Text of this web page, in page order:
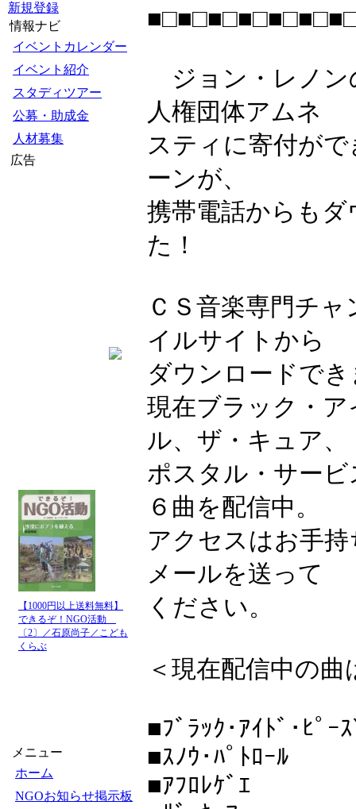
新規登録
情報ナビ
イベントカレンダー
イベント紹介
スタディツアー
公募・助成金
人材募集
広告
【1000円以上送料無料】
できるぞ！NGO活動
〔2〕／石原尚子／こども
くらぶ
メニュー
ホーム
NGOお知らせ掲示板
ジョン・レノン
人権団体アムネ
スティに寄付が
ーンが、
携帯電話からも
た！
ＣＳ音楽専門チ
イルサイトから
ダウンロードで
現在ブラック・
ル、ザ・キュア、
ポスタル・サー
６曲を配信中。
アクセスはお手
メールを送って
ください。
＜現在配信中の
■ﾌﾞﾗｯｸ･ｱｲﾄﾞ･ﾋﾟｰ
■ｽﾉｳ･ﾊﾟﾄﾛｰﾙ
■ｱﾌﾛﾚｹﾞｴ